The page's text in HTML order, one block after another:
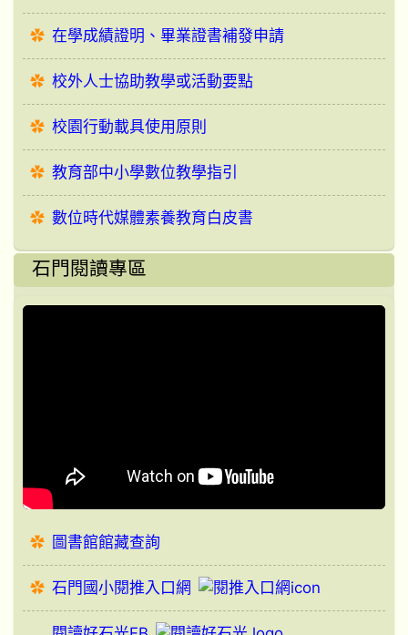
在學成績證明、畢業證書補發申請
校外人士協助教學或活動要點
校園行動載具使用原則
教育部中小學數位教學指引
數位時代媒體素養教育白皮書
石門閱讀專區
圖書館館藏查詢
石門國小閱推入口網